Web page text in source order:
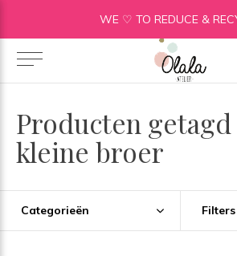
WE ♡ TO REDUCE &
Producten
kleine broer
Categorieën Filters